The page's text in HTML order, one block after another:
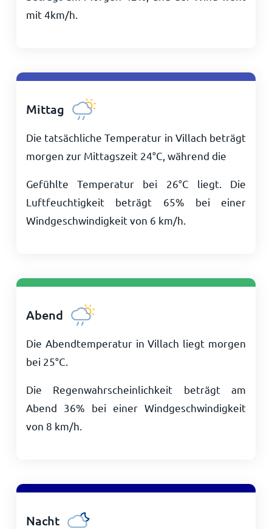
mit4km/h
Mittag
Die tatsächliche Temperatur in Villach beträgt
morgen zur Mittagszeit 24°C , während die
Gefühlte Temperatur bei 26°C liegt. Die
Luftfeuchtigkeit beträgt 65% bei einer
Windgeschwindigkeit von 6 km/h
Abend
Die Abendtemperatur in Villach liegt morgen
bei 25°C
Die Regenwahrscheinlichkeit beträgt am
Abend 36% bei einer Windgeschwindigkeit
von 8 km/h
Nacht